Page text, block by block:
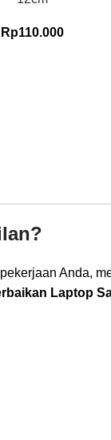
Rp110.000
Anda,
Laptop